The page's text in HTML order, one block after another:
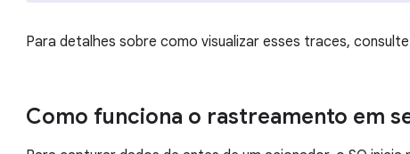
Para detalhes sobre como visualizar esses traces, consulte
Como funciona o rastreamento em